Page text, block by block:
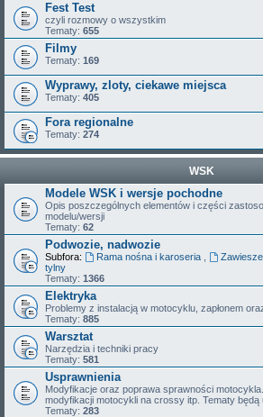
Fest Test
czyli rozmowy o wszystkim
Tematy: 655
Filmy
Tematy: 169
Wyprawy, zloty, ciekawe miejsca
Tematy: 405
Fora regionalne
Tematy: 274
WSK
Modele WSK i wersje pochodne
Opis poszczególnych elementów i części
modelu/wersji
Tematy: 62
Podwozie, nadwozie
Subfora: Rama nośna i karoseria
tylny
Tematy: 1366
Elektryka
Problemy z instalacją w motocyklu, zapłonem
Tematy: 885
Warsztat
Narzędzia i techniki pracy
Tematy: 581
Usprawnienia
Modyfikacje oraz poprawa sprawności
modyfikacji motocykli na crossy itp. Tematy będą
Tematy: 283